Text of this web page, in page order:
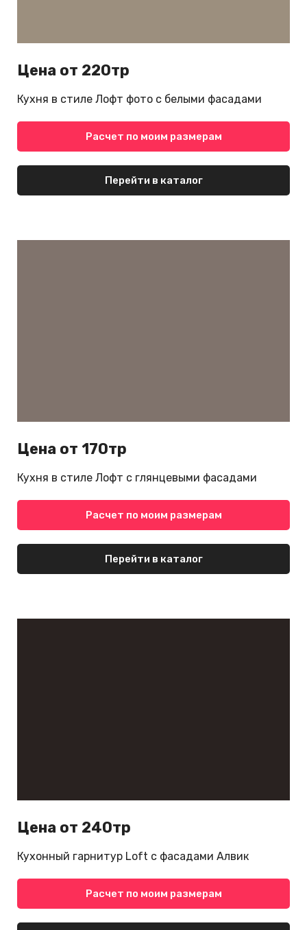
Цена от 220тр
Кухня в стиле Лофт фото с белыми фасадами
Расчет по моим размерам
Перейти в каталог
Цена от 170тр
Кухня в стиле Лофт с глянцевыми фасадами
Расчет по моим размерам
Перейти в каталог
Цена от 240тр
Кухонный гарнитур Loft с фасадами Алвик
Расчет по моим размерам